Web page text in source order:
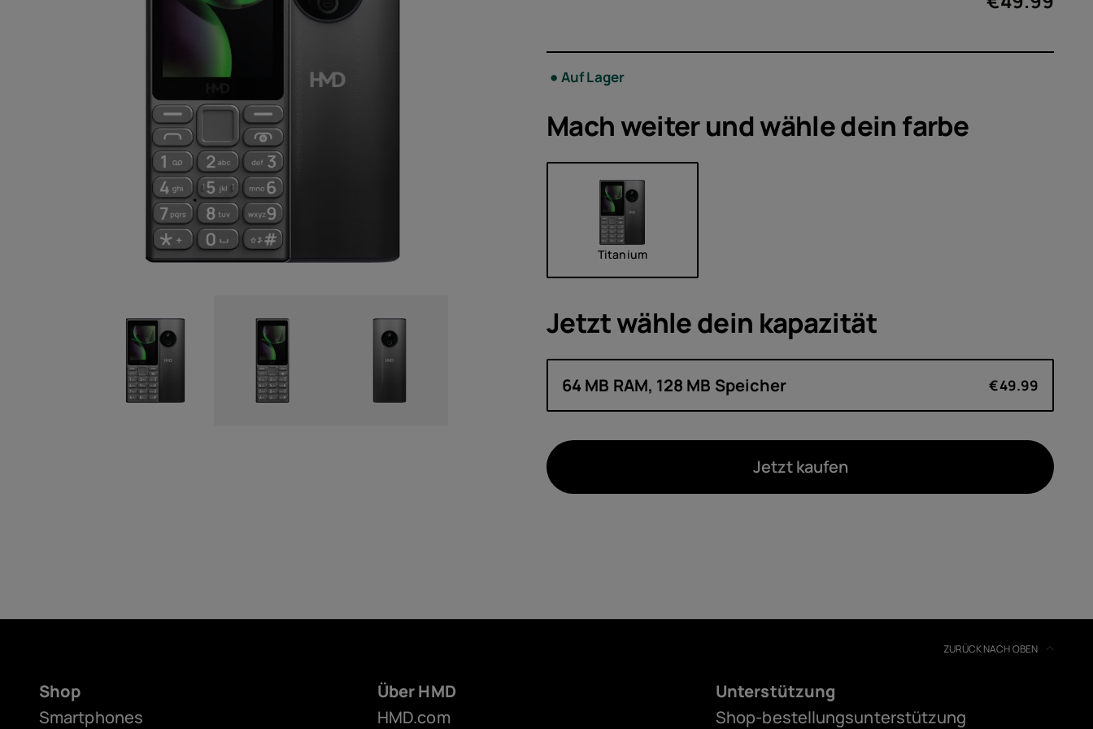
Angebote
Auf Lager
Mach weiter und wähle dein farbe
Titanium
Jetzt wähle dein kapazität
64 MB RAM, 128 MB Speicher €49.99
Jetzt kaufen
ZURÜCK NACH OBEN
Shop
Smartphones
Über HMD
HMD.com
Unterstützung
Shop-bestellungsunterstützung